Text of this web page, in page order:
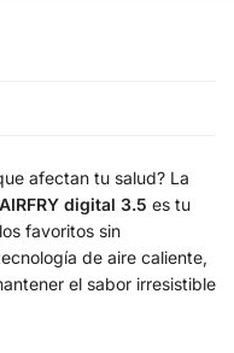
afectan tu salud? La
digital 3.5 es tu
favoritos sin
de aire caliente,
el sabor irresistible